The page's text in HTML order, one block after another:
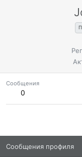
Сообщения
0
Сообщения профиля